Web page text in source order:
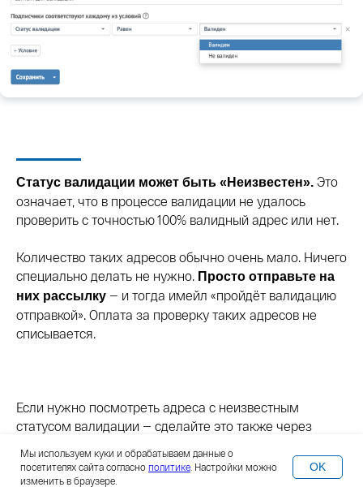
Статус валидации может быть «Неизвестен». Это
означает, что в процессе валидации не удалось
проверить с точностью 100% валидный адрес или нет.
Количество таких адресов обычно очень мало. Ничего
специально делать не нужно. Просто отправьте на
них рассылку — и тогда имейл «пройдёт валидацию
отправкой». Оплата за проверку таких адресов не
списывается.
Если нужно посмотреть адреса с неизвестным
статусом валидации — сделайте это также через
Мы используем куки и обрабатываем данные о
посетителях сайта согласно политике . Настройки можно
изменить в браузере.
OK